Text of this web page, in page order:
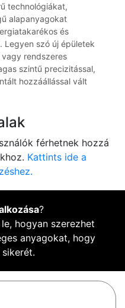
technológiákat,
alapanyagokat
és
Legyen szó új épületek
rendszeres
szintű precizitással,
hozzáállással vált
férhetnek hozzá
Kattints ide a
?
hogyan szerezhet
anyagokat, hogy